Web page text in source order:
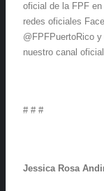
oficial de la FPF en
redes oficiales
@FPFPuertoRico
nuestro canal
# # #
Jessica Rosa